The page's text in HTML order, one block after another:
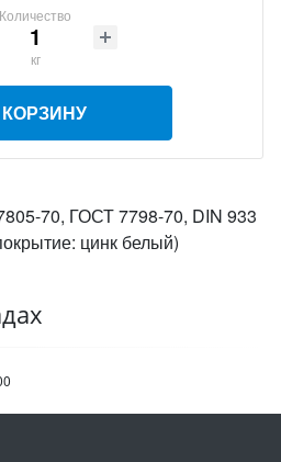
Количество
кг
70, ГОСТ 7798-70, DIN 933
цинк белый)